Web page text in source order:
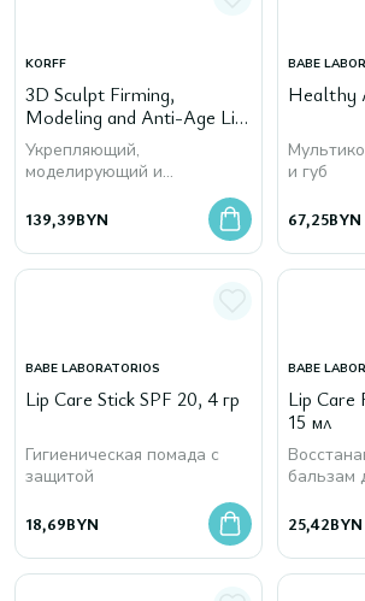
KORFF
3D Sculpt Firming,
Modeling and Anti-Age Lip
Treatment, 15 мл
Укрепляющий,
моделирующий и
антивозрастной крем-уход
для губ
139,39BYN
BABE
Healthy
и губ
67,25BYN
BABE LABORATORIOS
Lip Care Stick SPF 20, 4 гр
Гигиеническая помада с
защитой
18,69BYN
BABE
Lip Care
15 мл
бальзам
25,42BYN